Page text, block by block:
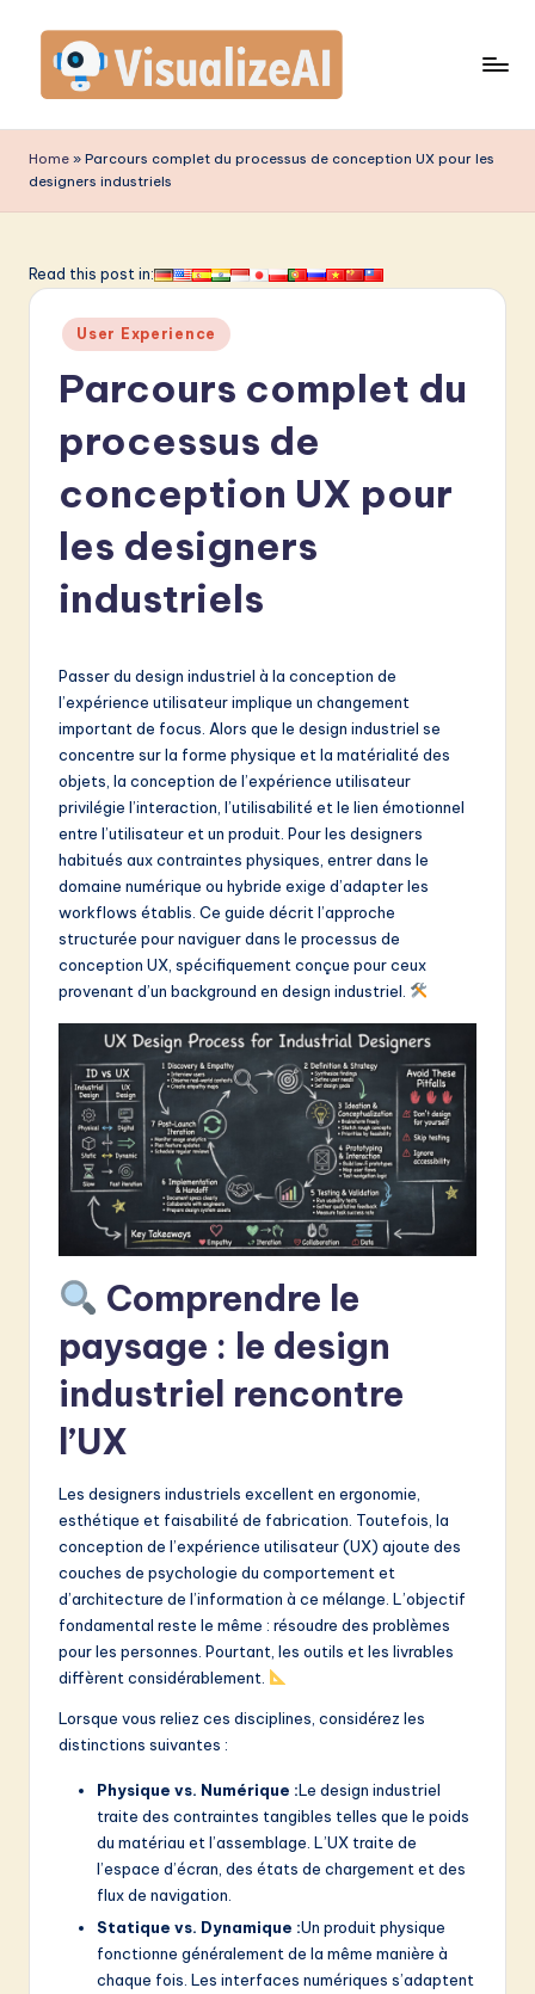
content
is
u
li
A
L
in
A
w
o
ti
o
Home » Parcours complet du processus de conception UX pour les
designers industriels
Read this post in:
Posted
in
User Experience
Parcours complet du
processus de
conception UX pour
les designers
industriels
Passer du design industriel à la conception de
l’expérience utilisateur implique un changement
important de focus. Alors que le design industriel se
concentre sur la forme physique et la matérialité des
objets, la conception de l’expérience utilisateur
privilégie l’interaction, l’utilisabilité et le lien émotionnel
entre l’utilisateur et un produit. Pour les designers
habitués aux contraintes physiques, entrer dans le
domaine numérique ou hybride exige d’adapter les
workflows établis. Ce guide décrit l’approche
structurée pour naviguer dans le processus de
conception UX, spécifiquement conçue pour ceux
provenant d’un background en design industriel.
Comprendre le
paysage : le design
industriel rencontre
l’UX
Les designers industriels excellent en ergonomie,
esthétique et faisabilité de fabrication. Toutefois, la
conception de l’expérience utilisateur (UX) ajoute des
couches de psychologie du comportement et
d’architecture de l’information à ce mélange. L’objectif
fondamental reste le même : résoudre des problèmes
pour les personnes. Pourtant, les outils et les livrables
diffèrent considérablement.
Lorsque vous reliez ces disciplines, considérez les
distinctions suivantes :
Physique vs. Numérique :Le design industriel
traite des contraintes tangibles telles que le poids
du matériau et l’assemblage. L’UX traite de
l’espace d’écran, des états de chargement et des
flux de navigation.
Statique vs. Dynamique :Un produit physique
fonctionne généralement de la même manière à
chaque fois. Les interfaces numériques s’adaptent